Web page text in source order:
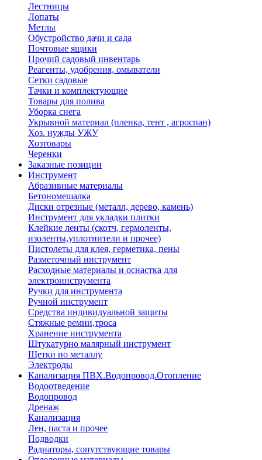
Лестницы
Лопаты
Метлы
Обустройство дачи и сада
Почтовые ящики
Прочий садовый инвентарь
Реагенты, удобрения, омыватели
Сетки садовые
Тачки и комплектующие
Товары для полива
Уборка снега
Укрывной материал (пленка, тент , агроспан)
Хоз. нужды УЖУ
Хозтовары
Черенки
Заказные позиции
Инструмент
Абразивные материалы
Бетономешалка
Диски отрезные (металл, дерево, камень)
Инструмент для укладки плитки
Клейкие ленты (скотч, гермоленты,
изоленты,уплотнители и прочее)
Пистолеты для клея, герметика, пены
Разметочный инструмент
Расходные материалы и оснастка для
электроинструмента
Ручки для инструмента
Ручной инструмент
Средства индивидуальной защиты
Стяжные ремни,троса
Хранение инструмента
Штукатурно малярный инструмент
Щетки по металлу
Электроды
Канализация ПВХ.Водопровод.Отопление
Водоотведение
Водопровод
Дренаж
Канализация
Лен, паста и прочее
Подводки
Радиаторы, сопутствующие товары